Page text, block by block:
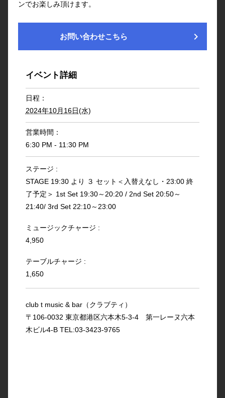
ンでお楽しみ頂けます。
お問い合わせこちら chevron_right
イベント詳細
日程：
2024年10月16日(水)
営業時間：
6:30 PM - 11:30 PM
ステージ :
STAGE 19:30 より ３ セット＜入替えなし・23:00 終
了予定＞ 1st Set 19:30～20:20 / 2nd Set 20:50～
21:40/ 3rd Set 22:10～23:00
ミュージックチャージ :
4,950
テーブルチャージ :
1,650
club t music & bar（クラブティ）
〒106-0032 東京都港区六本木5-3-4 第一レーヌ六本
木ビル4-B TEL:03-3423-9765